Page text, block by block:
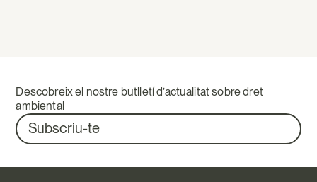
Descobreix el nostre butlletí d’actualitat sobre dret
ambiental
Subscriu-te